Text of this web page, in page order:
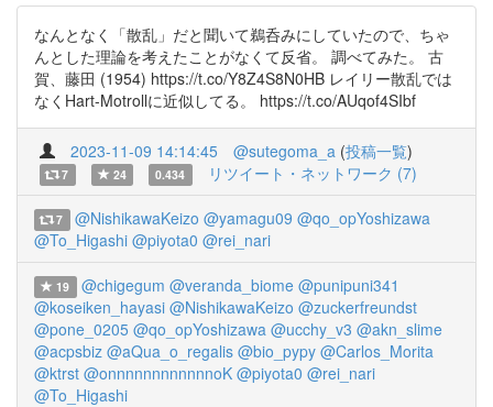
なんとなく「散乱」だと聞いて鵜呑みにしていたので、ちゃ
んとした理論を考えたことがなくて反省。 調べてみた。 古
賀、藤田 (1954) https://t.co/Y8Z4S8N0HB レイリー散乱では
なくHart-Motrollに近似してる。 https://t.co/AUqof4SIbf
2023-11-09 14:14:45 @sutegoma_a (投稿一覧)
7 24 0.434 リツイート・ネットワーク (7)
7 @NishikawaKeizo @yamagu09 @qo_opYoshizawa
@To_Higashi @piyota0 @rei_nari
19 @chigegum @veranda_biome @punipuni341
@koseiken_hayasi @NishikawaKeizo @zuckerfreundst
@pone_0205 @qo_opYoshizawa @ucchy_v3 @akn_slime
@acpsbiz @aQua_o_regalis @bio_pypy @Carlos_Morita
@ktrst @onnnnnnnnnnnnoK @piyota0 @rei_nari
@To_Higashi